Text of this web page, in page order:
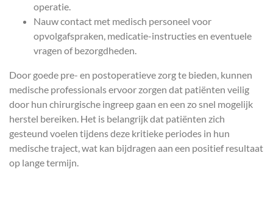
operatie.
Nauw contact met medisch personeel voor
opvolgafspraken, medicatie-instructies en eventuele
vragen of bezorgdheden.
Door goede pre- en postoperatieve zorg te bieden, kunnen
medische professionals ervoor zorgen dat patiënten veilig
door hun chirurgische ingreep gaan en een zo snel mogelijk
herstel bereiken. Het is belangrijk dat patiënten zich
gesteund voelen tijdens deze kritieke periodes in hun
medische traject, wat kan bijdragen aan een positief resultaat
op lange termijn.